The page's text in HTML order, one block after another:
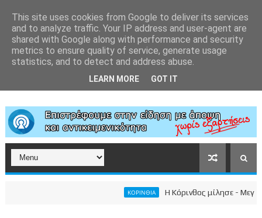
ΚΟΡΙΝΘΙΑ Η Κόρινθος μίλησε -
This site uses cookies from Google to deliver its services
and to analyze traffic. Your IP address and user-agent are
shared with Google along with performance and security
metrics to ensure quality of service, generate usage
statistics, and to detect and address abuse.
LEARN MORE GOT IT